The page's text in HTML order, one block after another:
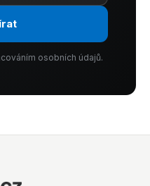
osobních údajů.